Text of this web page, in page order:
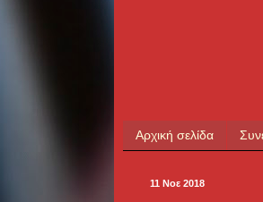
Αρχική σελίδα
11 Νοε 2018